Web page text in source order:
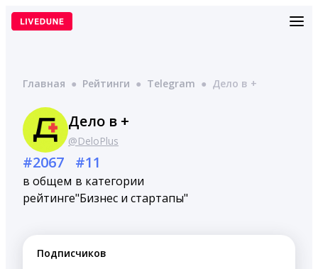
Перейти
Главная ● Рейтинги ● Telegram ● Дело в +
Дело в +
@DeloPlus
#2067
в общем
рейтинге
#11
в категории
"Бизнес и стартапы"
Подписчиков